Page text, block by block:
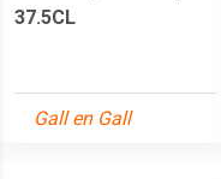
37.5CL
Gall en Gall